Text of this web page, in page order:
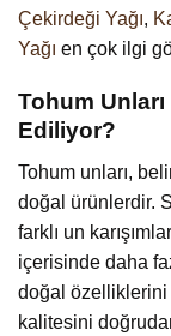
Çekirdeği Yağı,
Yağı en çok ilgi
Tohum
Ediliyor?
Tohum unları,
doğal ürünlerdir.
farklı un
içerisinde daha
doğal
kalitesini